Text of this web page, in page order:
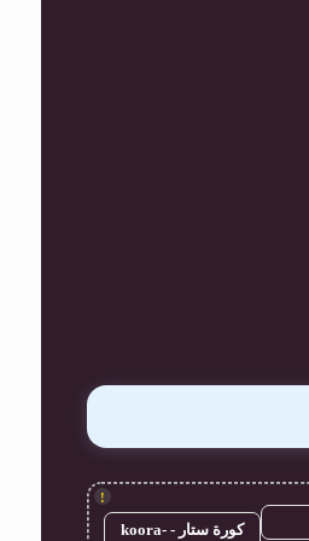
!
كورة ستار - koora-